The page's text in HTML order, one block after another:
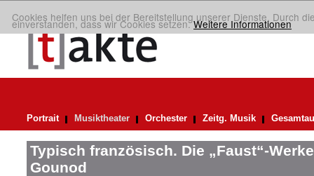
Cookies helfen uns bei der Bereitstellung unserer Dienste. Durch
einverstanden, dass wir Cookies setzen.Weitere Informationen
Portrait Musiktheater Orchester Zeitg. Musik
Typisch französisch. Die „Faust“-
Gounod